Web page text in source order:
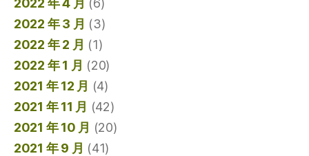
2022 年 4 月 (6)
2022 年 3 月 (3)
2022 年 2 月 (1)
2022 年 1 月 (20)
2021 年 12 月 (4)
2021 年 11 月 (42)
2021 年 10 月 (20)
2021 年 9 月 (41)